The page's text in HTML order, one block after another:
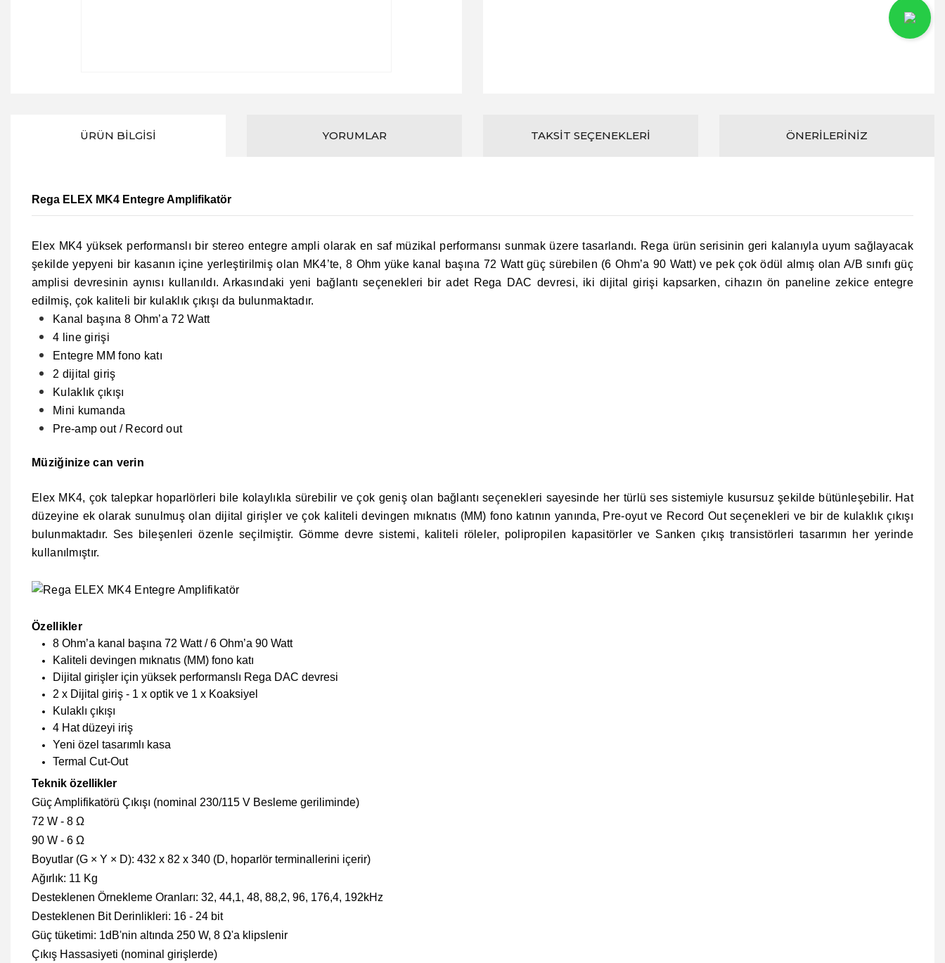
ÜRÜN BILGISI YORUMLAR TAKSIT SEÇENEKLERI ÖNERILERINIZ
Rega ELEX MK4 Entegre Amplifikatör
Elex MK4 yüksek performanslı bir stereo entegre ampli olarak en saf müzikal performansı sunmak üzere tasarlandı. Rega ürün serisinin geri kalanıyla uyum sağlayacak
şekilde yepyeni bir kasanın içine yerleştirilmiş olan MK4’te, 8 Ohm yüke kanal başına 72 Watt güç sürebilen (6 Ohm’a 90 Watt) ve pek çok ödül almış olan A/B sınıfı güç
amplisi devresinin aynısı kullanıldı. Arkasındaki yeni bağlantı seçenekleri bir adet Rega DAC devresi, iki dijital girişi kapsarken, cihazın ön paneline zekice entegre
edilmiş, çok kaliteli bir kulaklık çıkışı da bulunmaktadır.
Kanal başına 8 Ohm’a 72 Watt
4 line girişi
Entegre MM fono katı
2 dijital giriş
Kulaklık çıkışı
Mini kumanda
Pre-amp out / Record out
Müziğinize can verin
Elex MK4, çok talepkar hoparlörleri bile kolaylıkla sürebilir ve çok geniş olan bağlantı seçenekleri sayesinde her türlü ses sistemiyle kusursuz şekilde bütünleşebilir. Hat
düzeyine ek olarak sunulmuş olan dijital girişler ve çok kaliteli devingen mıknatıs (MM) fono katının yanında, Pre-oyut ve Record Out seçenekleri ve bir de kulaklık çıkışı
bulunmaktadır. Ses bileşenleri özenle seçilmiştir. Gömme devre sistemi, kaliteli röleler, polipropilen kapasitörler ve Sanken çıkış transistörleri tasarımın her yerinde
kullanılmıştır.
Özellikler
8 Ohm’a kanal başına 72 Watt / 6 Ohm’a 90 Watt
Kaliteli devingen mıknatıs (MM) fono katı
Dijital girişler için yüksek performanslı Rega DAC devresi
2 x Dijital giriş - 1 x optik ve 1 x Koaksiyel
Kulaklı çıkışı
4 Hat düzeyi iriş
Yeni özel tasarımlı kasa
Termal Cut-Out
Teknik özellikler
Güç Amplifikatörü Çıkışı (nominal 230/115 V Besleme geriliminde)
72 W - 8 Ω
90 W - 6 Ω
Boyutlar (G × Y × D): 432 x 82 x 340 (D, hoparlör terminallerini içerir)
Ağırlık: 11 Kg
Desteklenen Örnekleme Oranları: 32, 44,1, 48, 88,2, 96, 176,4, 192kHz
Desteklenen Bit Derinlikleri: 16 - 24 bit
Güç tüketimi: 1dB'nin altında 250 W, 8 Ω'a klipslenir
Çıkış Hassasiyeti (nominal girişlerde)